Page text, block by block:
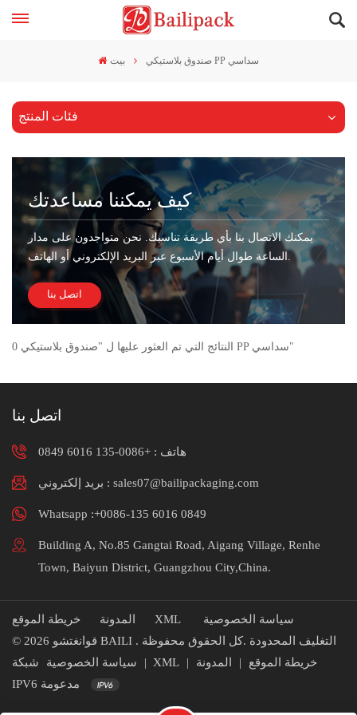
بيت صندوق بلاستيكي PP سداسي
فئات المنتج
كيف يمكننا مساعدتك
يمكنك الاتصال بنا بأي طريقة تناسبك. نحن متواجدون على مدار
الساعة طوال أيام الأسبوع عبر البريد الإلكتروني أو الهاتف.
اتصل بنا
0 النتائج التي تم العثور عليها ل "صندوق بلاستيكي PP سداسي"
اتصل بنا
هاتف : +0086-135 6016 0849
بريد إلكتروني : sales07@bailipackaging.com
Whatsapp :+0086-135 6016 0849
Building A, No.85 Gangtai Road, Aigang Village, Renhe
Town, Baiyun District, Guangzhou City,China.
خريطة الموقع المدونة XML
سياسة الخصوصية
© 2026 قوانغتشو BAILI التغليف المحدودة .كل الحقوق محفوظة .
خريطة الموقع
| المدونة |
XML
| سياسة الخصوصية
شبكة